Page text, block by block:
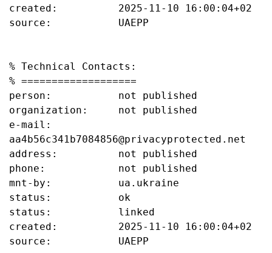
created:          2025-11-10 16:00:04+02
source:           UAEPP
% Technical Contacts:
% ===================
person:           not published
organization:     not published
e-mail:
aa4b56c341b7084856@privacyprotected.net
address:          not published
phone:            not published
mnt-by:           ua.ukraine
status:           ok
status:           linked
created:          2025-11-10 16:00:04+02
source:           UAEPP